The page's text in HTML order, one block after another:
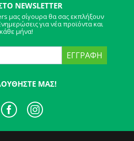
NEWSLETTER
μας σίγουρα θα σας εκπλήξουν
για νέα προϊόντα και
μήνα!
ΕΓΓΡΑΦΉ
ΜΑΣ!